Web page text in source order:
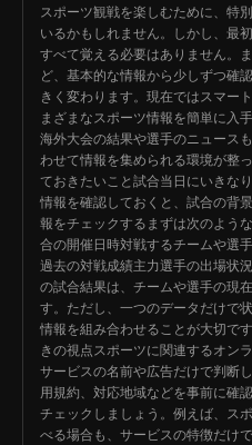
スポーツ観戦を楽しむために、特
いるかもしれません。しかし、最
すべて覚える必要はありません。
ど、基本的な情報から少しずつ確
きく変わります。現在ではスマー
まざまなスポーツ情報を簡単に入
海外大会の結果や選手のニュース
わせて情報を集められる環境が整
ておきたいこと試合当日にいきな
情報を確認しておくと、試合の背
報をチェックするまずは次のよう
合の開催日時対戦するチームや選
過去の対戦成績主力選手の出場状
の試合結果は、チームや選手の現
す。ただし、一つのデータだけで
情報を組み合わせることが大切で
きの視点スポーツに関連するオン
サービスの名前や広告だけで判断
用規約、対応地域などを事前に確
チェックしましょう。例えば、ス
べる場合も、サービスの特徴だけ